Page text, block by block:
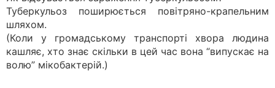
Туберкульоз поширюється повітряно-крапельним
шляхом.
(Коли у громадському транспорті хвора людина
кашляє, хто знає скільки в цей час вона “випускає на
волю” мікобактерій.)